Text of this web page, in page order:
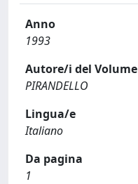
Anno
1993
Autore/i del Volume
PIRANDELLO
Lingua/e
Italiano
Da pagina
1